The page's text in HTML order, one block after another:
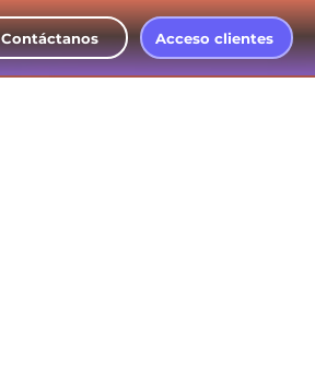
Contáctanos Acceso clientes